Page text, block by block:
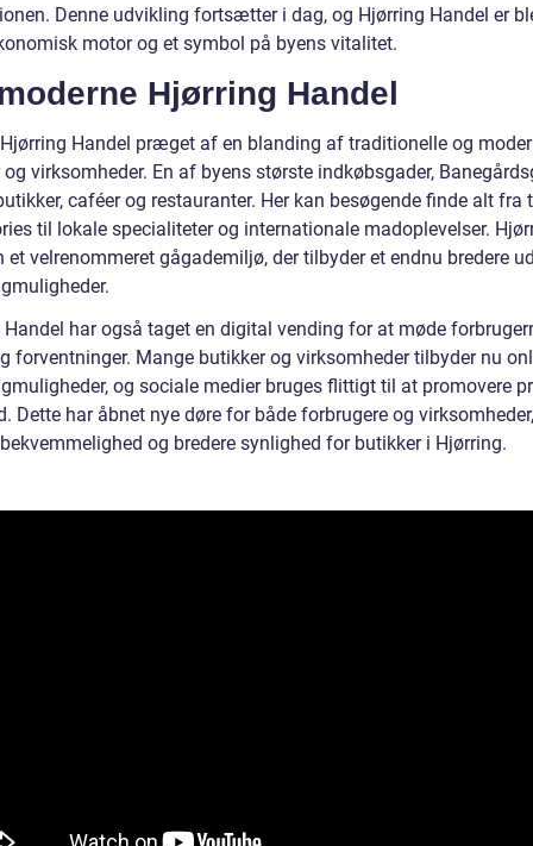
Denne udvikling fortsætter i dag, og Hjørring Handel er
motor og et symbol på byens vitalitet.
Hjørring Handel
Handel præget af en blanding af traditionelle og
virksomheder. En af byens største indkøbsgader,
caféer og restauranter. Her kan besøgende finde alt fra
til lokale specialiteter og internationale madoplevelser.
et velrenommeret gågademiljø, der tilbyder et endnu bredere
har også taget en digital vending for at møde
forventninger. Mange butikker og virksomheder tilbyder nu
og sociale medier bruges flittigt til at promovere
Dette har åbnet nye døre for både forbrugere og
og bredere synlighed for butikker i Hjørring.